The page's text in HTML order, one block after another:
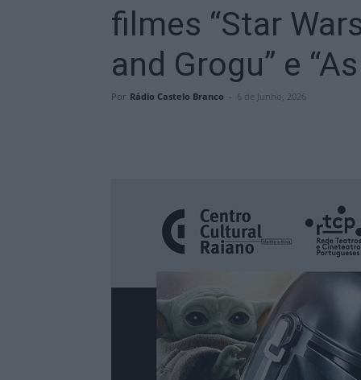
filmes “Star
and Grogu” e
Por Rádio Castelo Branco - 6 de Junho, 2026